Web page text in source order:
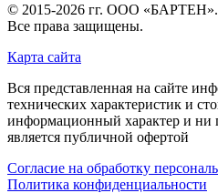
© 2015-2026 гг. ООО «БАРТЕН».
Все права защищены.
Карта сайта
Вся представленная на сайте
технических характеристик и
информационный характер и ни
является публичной офертой
Согласие на обработку
Политика конфиденциальности